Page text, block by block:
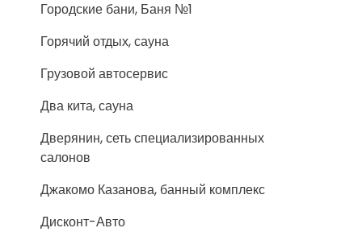
Городские бани, Баня №1
Горячий отдых, сауна
Грузовой автосервис
Два кита, сауна
Дверянин, сеть специализированных
салонов
Джакомо Казанова, банный комплекс
Дисконт-Авто